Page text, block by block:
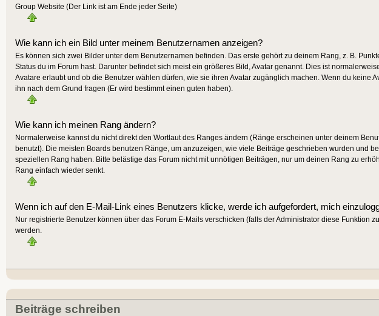
Group Website (Der Link ist am Ende jeder Seite)
Wie kann ich ein Bild unter meinem Benutzernamen anzeigen?
Es können sich zwei Bilder unter dem Benutzernamen befinden. Das erste gehört zu deinem Rang, z. B.
Status du im Forum hast. Darunter befindet sich meist ein größeres Bild, Avatar genannt. Dies ist
Avatare erlaubt und ob die Benutzer wählen dürfen, wie sie ihren Avatar zugänglich machen. Wenn du keine
ihn nach dem Grund fragen (Er wird bestimmt einen guten haben).
Wie kann ich meinen Rang ändern?
Normalerweise kannst du nicht direkt den Wortlaut des Ranges ändern (Ränge erscheinen unter deinem
benutzt). Die meisten Boards benutzen Ränge, um anzuzeigen, wie viele Beiträge geschrieben wurden und
speziellen Rang haben. Bitte belästige das Forum nicht mit unnötigen Beiträgen, nur um deinen Rang zu
Rang einfach wieder senkt.
Wenn ich auf den E-Mail-Link eines Benutzers klicke, werde ich aufgefordert, mich
Nur registrierte Benutzer können über das Forum E-Mails verschicken (falls der Administrator diese Funktion
werden.
Beiträge schreiben